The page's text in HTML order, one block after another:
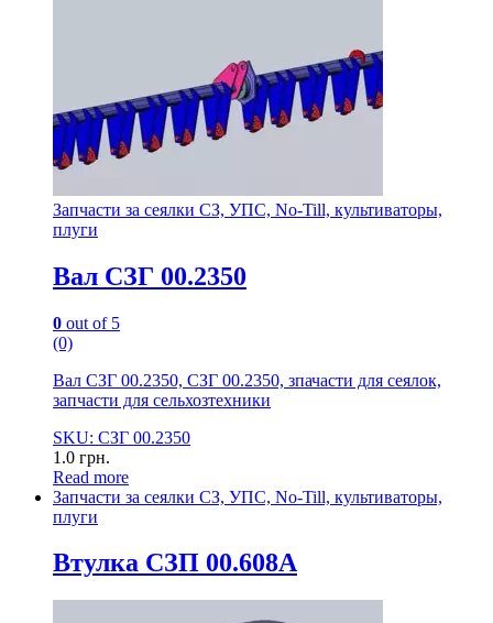
Запчасти за сеялки СЗ, УПС, No-Till, культиваторы,
плуги
Вал СЗГ 00.2350
0 out of 5
(0)
Вал СЗГ 00.2350, СЗГ 00.2350, зпачасти для сеялок,
запчасти для сельхозтехники
SKU: СЗГ 00.2350
1.0 грн.
Read more
Запчасти за сеялки СЗ, УПС, No-Till, культиваторы,
плуги
Втулка СЗП 00.608А